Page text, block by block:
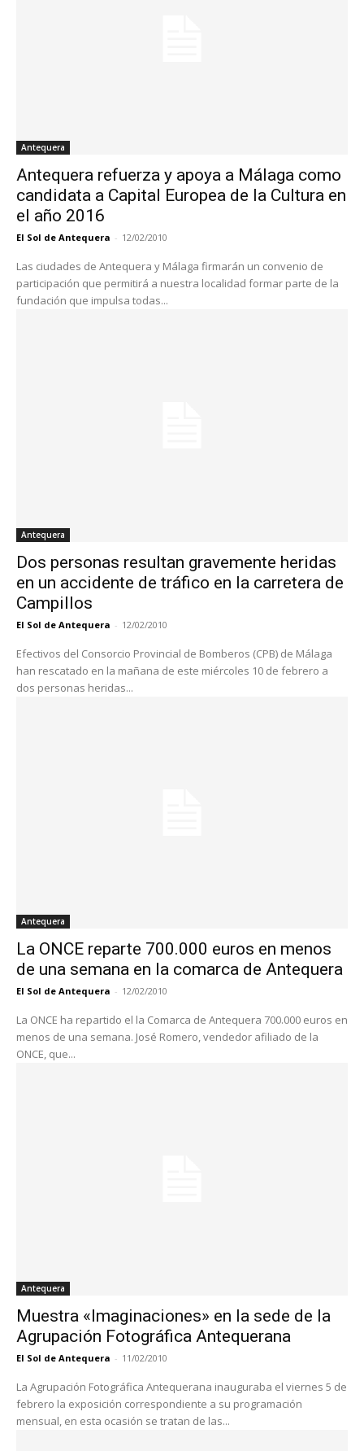
Antequera
Antequera refuerza y apoya a Málaga como
candidata a Capital Europea de la Cultura en
el año 2016
El Sol de Antequera - 12/02/2010
Las ciudades de Antequera y Málaga firmarán un convenio de
participación que permitirá a nuestra localidad formar parte de la
fundación que impulsa todas...
Antequera
Dos personas resultan gravemente heridas
en un accidente de tráfico en la carretera de
Campillos
El Sol de Antequera - 12/02/2010
Efectivos del Consorcio Provincial de Bomberos (CPB) de Málaga
han rescatado en la mañana de este miércoles 10 de febrero a
dos personas heridas...
Antequera
La ONCE reparte 700.000 euros en menos
de una semana en la comarca de Antequera
El Sol de Antequera - 12/02/2010
La ONCE ha repartido el la Comarca de Antequera 700.000 euros en
menos de una semana. José Romero, vendedor afiliado de la
ONCE, que...
Antequera
Muestra «Imaginaciones» en la sede de la
Agrupación Fotográfica Antequerana
El Sol de Antequera - 11/02/2010
La Agrupación Fotográfica Antequerana inauguraba el viernes 5 de
febrero la exposición correspondiente a su programación
mensual, en esta ocasión se tratan de las...